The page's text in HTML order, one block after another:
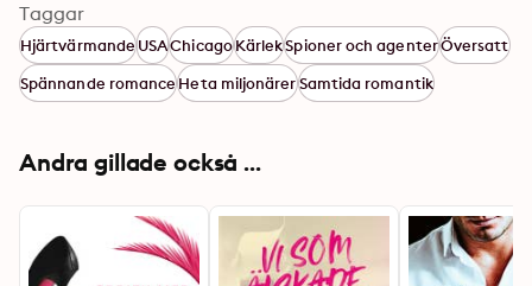
Taggar
HjärtvärmandeUSAChicagoKärlekSpioner och agenterÖversatt
Spännande romanceHeta miljonärerSamtida romantik
Andra gillade också ...